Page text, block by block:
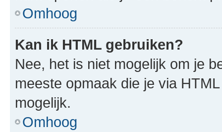
Omhoog
Kan ik HTML gebruiken?
Nee, het is niet mogelijk om je
meeste opmaak die je via
mogelijk.
Omhoog